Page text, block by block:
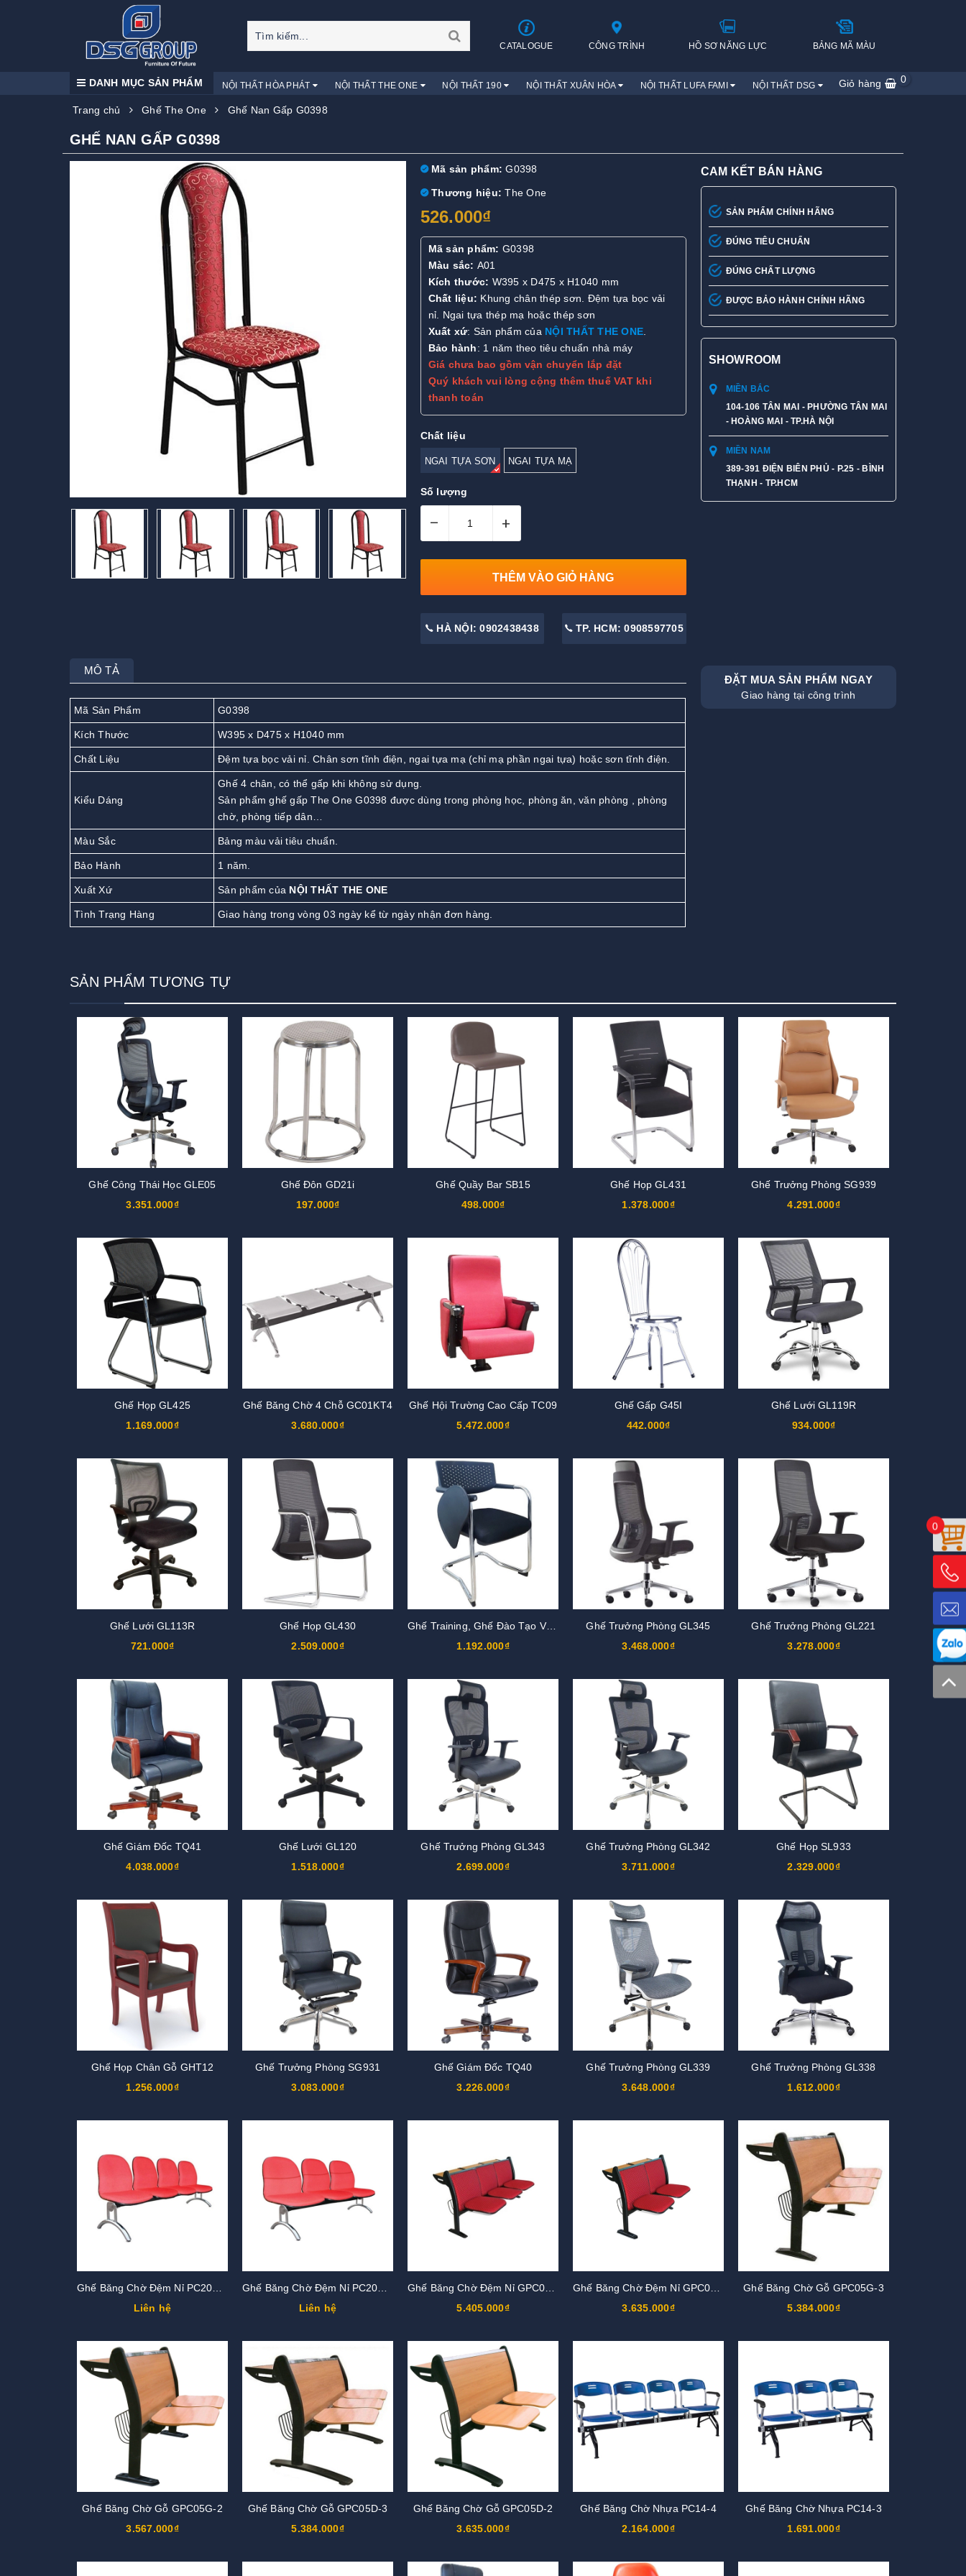
CATALOGUE CÔNG TRÌNH HỒ SƠ NĂNG LỰC BẢNG MÃ MÀU
DANH MỤC SẢN PHẨM NỘI THẤT HÒA PHÁT NỘI THẤT THE ONE NỘI THẤT 190 NỘI THẤT XUÂN HÒA NỘI THẤT LUFA FAMI NỘI THẤT DSG Giỏ hàng 0
Trang chủ Ghế The One Ghế Nan Gấp G0398
GHẾ NAN GẤP G0398
Mã sản phẩm: G0398
Thương hiệu: The One
526.000₫
Mã sản phẩm: G0398
Màu sắc: A01
Kích thước: W395 x D475 x H1040 mm
Chất liệu: Khung chân thép sơn. Đệm tựa bọc vải
nỉ. Ngai tựa thép mạ hoặc thép sơn
Xuất xứ: Sản phẩm của NỘI THẤT THE ONE.
Bảo hành: 1 năm theo tiêu chuẩn nhà máy
Giá chưa bao gồm vận chuyển lắp đặt
Quý khách vui lòng cộng thêm thuế VAT khi
thanh toán
Chất liệu
NGAI TỰA SƠN NGAI TỰA MẠ
Số lượng
– +
THÊM VÀO GIỎ HÀNG
HÀ NỘI: 0902438438 TP. HCM: 0908597705
CAM KẾT BÁN HÀNG
SẢN PHẨM CHÍNH HÃNG
ĐÚNG TIÊU CHUẨN
ĐÚNG CHẤT LƯỢNG
ĐƯỢC BẢO HÀNH CHÍNH HÃNG
SHOWROOM
MIỀN BẮC
104-106 TÂN MAI - PHƯỜNG TÂN MAI
- HOÀNG MAI - TP.HÀ NỘI
MIỀN NAM
389-391 ĐIỆN BIÊN PHỦ - P.25 - BÌNH
THẠNH - TP.HCM
MÔ TẢ
Mã Sản Phẩm G0398
Kích Thước W395 x D475 x H1040 mm
Chất Liệu Đệm tựa bọc vải nỉ. Chân sơn tĩnh điện, ngai tựa mạ (chỉ mạ phần ngai tựa) hoặc sơn tĩnh điện.
Kiểu Dáng
Ghế 4 chân, có thể gấp khi không sử dụng.
Sản phẩm ghế gấp The One G0398 được dùng trong phòng học, phòng ăn, văn phòng , phòng
chờ, phòng tiếp dân…
Màu Sắc Bảng màu vải tiêu chuẩn.
Bảo Hành 1 năm.
Xuất Xứ Sản phẩm của NỘI THẤT THE ONE
Tình Trạng Hàng Giao hàng trong vòng 03 ngày kể từ ngày nhận đơn hàng.
ĐẶT MUA SẢN PHẨM NGAY
Giao hàng tại công trình
SẢN PHẨM TƯƠNG TỰ
Ghế Công Thái Học GLE05
3.351.000₫
Ghế Đôn GD21i
197.000₫
Ghế Quầy Bar SB15
498.000₫
Ghế Họp GL431
1.378.000₫
Ghế Trưởng Phòng SG939
4.291.000₫
Ghế Họp GL425
1.169.000₫
Ghế Băng Chờ 4 Chỗ GC01KT4
3.680.000₫
Ghế Hội Trường Cao Cấp TC09
5.472.000₫
Ghế Gấp G45I
442.000₫
Ghế Lưới GL119R
934.000₫
Ghế Lưới GL113R
721.000₫
Ghế Họp GL430
2.509.000₫
Ghế Training, Ghế Đào Tạo VT6B
1.192.000₫
Ghế Trưởng Phòng GL345
3.468.000₫
Ghế Trưởng Phòng GL221
3.278.000₫
Ghế Giám Đốc TQ41
4.038.000₫
Ghế Lưới GL120
1.518.000₫
Ghế Trưởng Phòng GL343
2.699.000₫
Ghế Trưởng Phòng GL342
3.711.000₫
Ghế Họp SL933
2.329.000₫
Ghế Họp Chân Gỗ GHT12
1.256.000₫
Ghế Trưởng Phòng SG931
3.083.000₫
Ghế Giám Đốc TQ40
3.226.000₫
Ghế Trưởng Phòng GL339
3.648.000₫
Ghế Trưởng Phòng GL338
1.612.000₫
Liên hệ
Liên hệ
5.405.000₫
3.635.000₫
Ghế Băng Chờ Gỗ GPC05G-3
5.384.000₫
Ghế Băng Chờ Gỗ GPC05G-2
3.567.000₫
Ghế Băng Chờ Gỗ GPC05D-3
5.384.000₫
Ghế Băng Chờ Gỗ GPC05D-2
3.635.000₫
Ghế Băng Chờ Nhựa PC14-4
2.164.000₫
Ghế Băng Chờ Nhựa PC14-3
1.691.000₫
0